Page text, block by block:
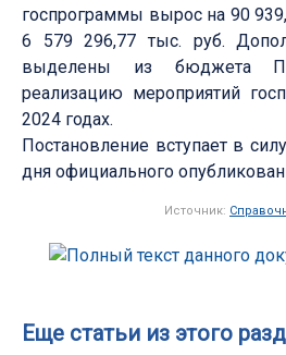
госпрограммы вырос на 90
6 579 296,77 тыс. руб.
выделены из бюджета
реализацию мероприятий
2024 годах.
Постановление вступает в
дня официального
Источник:
Еще статьи из этого